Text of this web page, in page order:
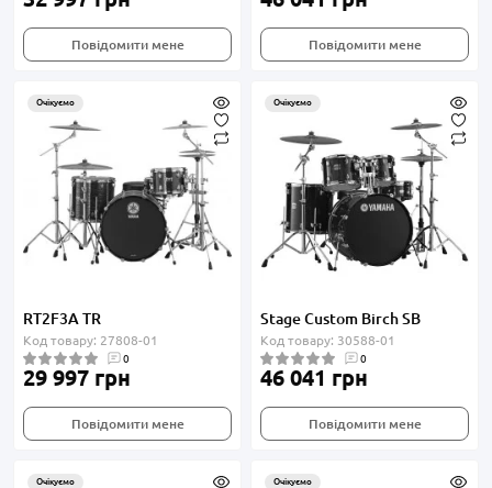
Повідомити мене Повідомити мене
Очікуємо
RT2F3A TR
Код товару: 27808-01
0
29 997 грн
Повідомити мене
Очікуємо
Stage Custom Birch SB
Код товару: 30588-01
0
46 041 грн
Повідомити мене
Очікуємо Очікуємо